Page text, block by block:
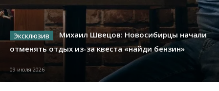
Михаил Швецов: Новосибирцы начали
отменять отдых из-за квеста «найди бензин»
09 июля 2026